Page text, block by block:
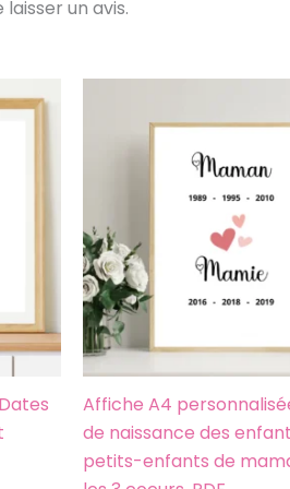
un avis.
Affiche A4
de naissance des
petits-enfants de